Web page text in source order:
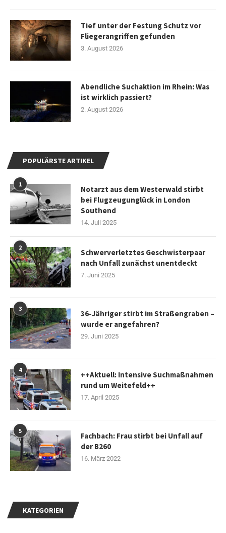
KATEGORIEN
Tief unter der Festung Schutz vor
Fliegerangriffen gefunden
3. August 2026
Abendliche Suchaktion im Rhein: Was
ist wirklich passiert?
2. August 2026
POPULÄRSTE ARTIKEL
1
Notarzt aus dem Westerwald stirbt
bei Flugzeugunglück in London
Southend
14. Juli 2025
2
Schwerverletztes Geschwisterpaar
nach Unfall zunächst unentdeckt
7. Juni 2025
3
36-Jähriger stirbt im Straßengraben –
wurde er angefahren?
29. Juni 2025
4
++Aktuell: Intensive Suchmaßnahmen
rund um Weitefeld++
17. April 2025
5
Fachbach: Frau stirbt bei Unfall auf
der B260
16. März 2022